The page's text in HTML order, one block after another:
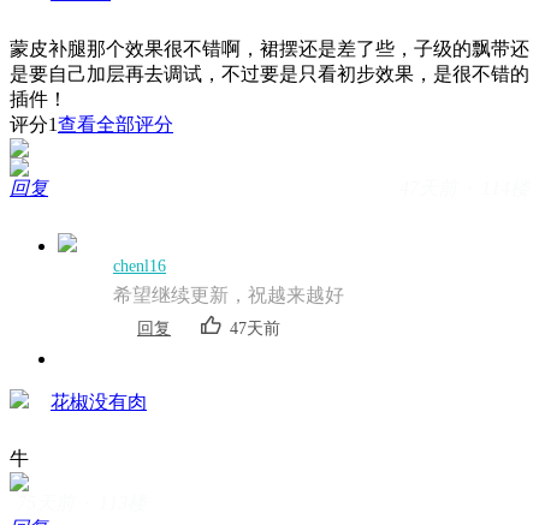
蒙皮补腿那个效果很不错啊，裙摆还是差了些，子级的飘带还
是要自己加层再去调试，不过要是只看初步效果，是很不错的
插件！
评分1查看全部评分
回复
chenl16
希望继续更新，祝越来越好
回复 47天前
花椒没有肉
牛